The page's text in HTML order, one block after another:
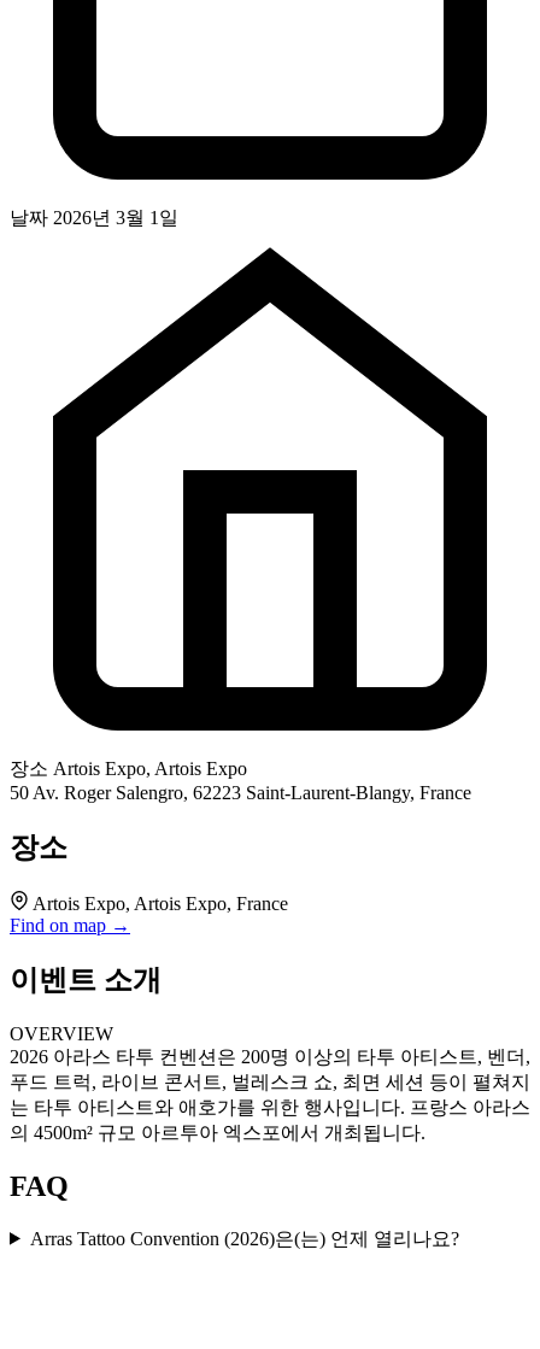
날짜 2026년 3월 1일
장소 Artois Expo, Artois Expo
50 Av. Roger Salengro, 62223 Saint-Laurent-Blangy, France
장소
Artois Expo, Artois Expo, France
Find on map →
이벤트 소개
OVERVIEW
2026 아라스 타투 컨벤션은 200명 이상의 타투 아티스트, 벤더,
푸드 트럭, 라이브 콘서트, 벌레스크 쇼, 최면 세션 등이 펼쳐지
는 타투 아티스트와 애호가를 위한 행사입니다. 프랑스 아라스
의 4500m² 규모 아르투아 엑스포에서 개최됩니다.
FAQ
Arras Tattoo Convention (2026)은(는) 언제 열리나요?